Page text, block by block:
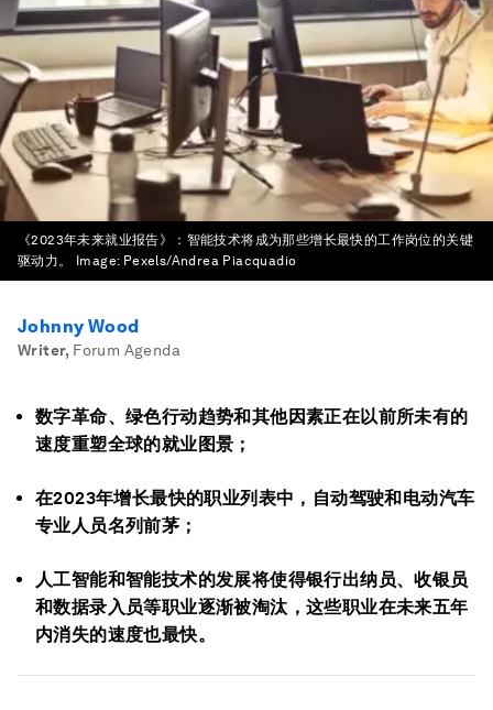
《2023年未来就业报告》：智能技术将成为那些增长最快的工作岗位的关键
驱动力。
Image: Pexels/Andrea Piacquadio
Johnny Wood
Writer, Forum Agenda
数字革命、绿色行动趋势和其他因素正在以前所未有的
速度重塑全球的就业图景；
在2023年增长最快的职业列表中，自动驾驶和电动汽车
专业人员名列前茅；
人工智能和智能技术的发展将使得银行出纳员、收银员
和数据录入员等职业逐渐被淘汰，这些职业在未来五年
内消失的速度也最快。